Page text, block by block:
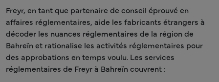
Freyr, en tant que partenaire de conseil éprouvé en
affaires réglementaires, aide les fabricants étrangers à
décoder les nuances réglementaires de la région de
Bahreïn et rationalise les activités réglementaires pour
des approbations en temps voulu. Les services
réglementaires de Freyr à Bahreïn couvrent :